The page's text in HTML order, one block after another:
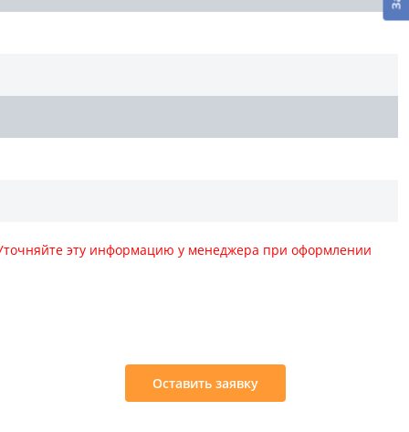
эту информацию у менеджера при оформлении
Оставить заявку